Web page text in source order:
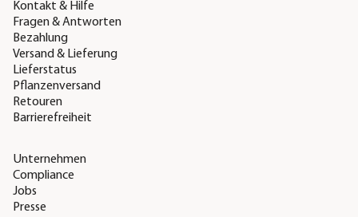
Kontakt & Hilfe
Fragen & Antworten
Bezahlung
Versand & Lieferung
Lieferstatus
Pflanzenversand
Retouren
Barrierefreiheit
Unternehmen
Compliance
Jobs
Presse